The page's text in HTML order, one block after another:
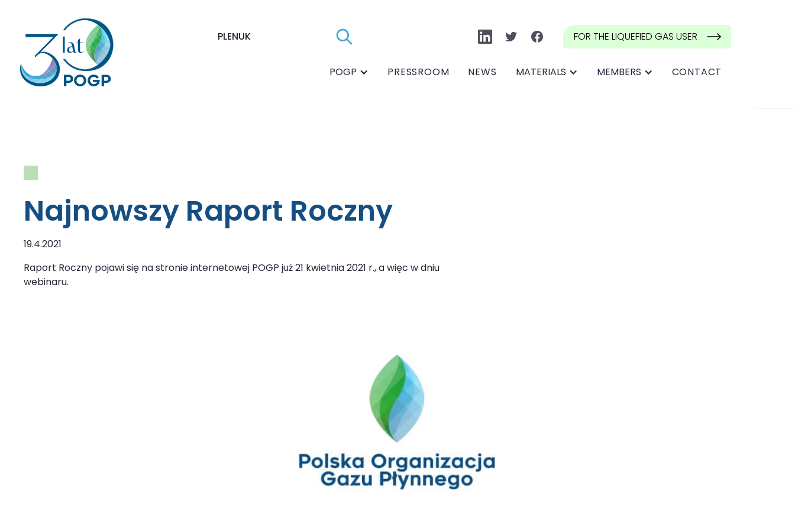
PLENUK FOR THE LIQUEFIED GAS USER
POGP PRESSROOM NEWS MATERIALS MEMBERS CONTACT
Najnowszy Raport Roczny
19.4.2021
Raport Roczny pojawi się na stronie internetowej POGP już 21 kwietnia 2021 r., a więc w dniu
webinaru.